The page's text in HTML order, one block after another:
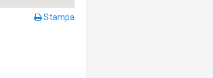
Stampa